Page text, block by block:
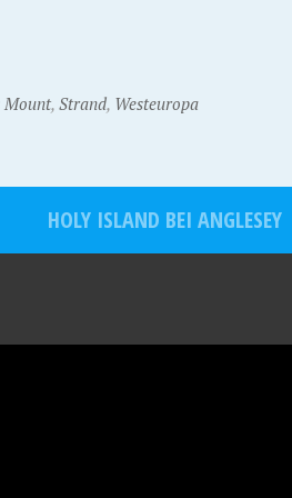
Mount, Strand, Westeuropa
HOLY ISLAND BEI ANGLESEY